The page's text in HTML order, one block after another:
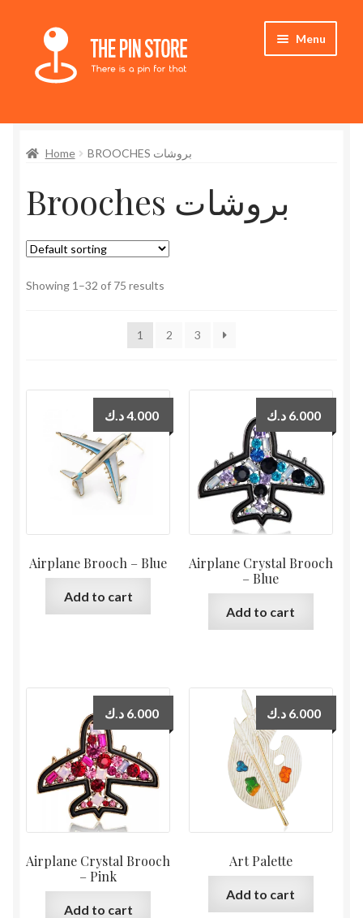
Skip
navigation
Skip
content
Menu
Store
My Account
Who We Are
Home BROOCHES بروشات
Brooches بروشات
Showing 1–32 of 75 results
1 2 3
Airplane Brooch – Blue
4.000د.ك
Add to cart
Airplane Crystal Brooch
– Blue
6.000 د.ك
Add to cart
Airplane Crystal Brooch
– Pink
6.000 د.ك
Add to cart
Art Palette
6.000 د.ك
Add to cart